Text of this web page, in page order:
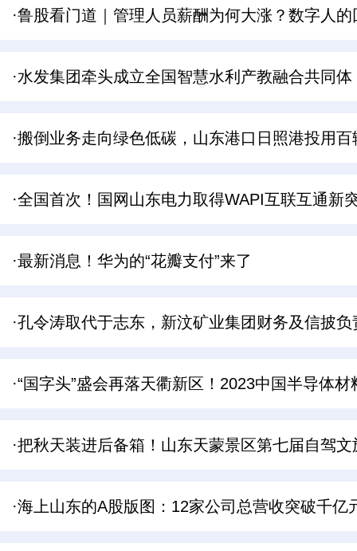
·鲁股看门道｜管理人员薪酬为何大涨？数字人
·水发集团牵头成立全国智慧水利产教融合共同体
·搬倒业务走向绿色低碳，山东港口日照港投用
·全国首次！国网山东电力取得WAPI互联互通新
·最新消息！华为的“花瓣支付”来了
·孔令涛取代于志东，新汶矿业集团财务及信披
·“国字头”盛会再落天衢新区！2023中国半导体
·把秋天装进后备箱！山东天蒙景区第七届自驾
·海上山东的A股版图：12家公司总营收突破千亿